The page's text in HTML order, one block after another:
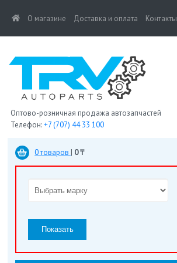
(current)
О магазине Доставка и оплата Контакты
Оптово-розничная продажа автозапчастей
Телефон:+7 (707) 44 33 100
0 товаров | 0 ₸
Показать